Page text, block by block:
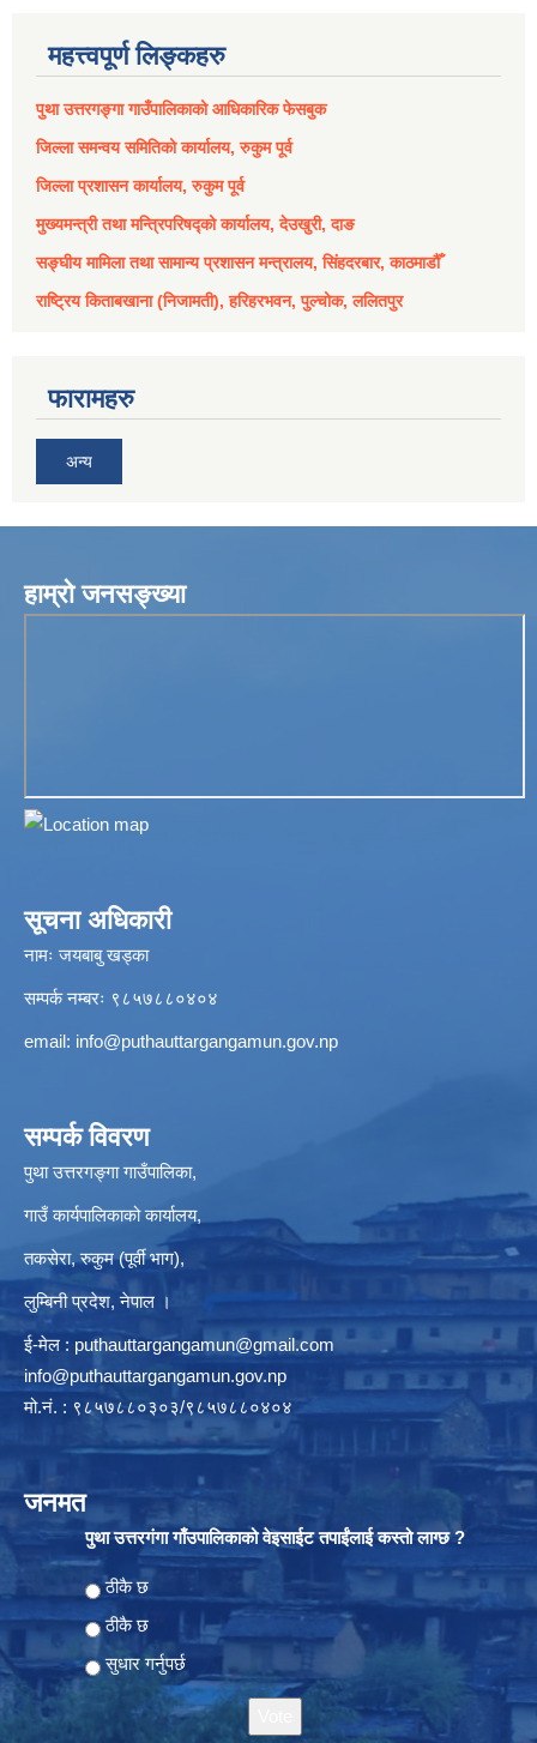
महत्त्वपूर्ण लिङ्कहरु
पुथा उत्तरगङ्गा गाउँपालिकाको आधिकारिक फेसबुक
जिल्ला समन्वय समितिको कार्यालय, रुकुम पूर्व
जिल्ला प्रशासन कार्यालय, रुकुम पूर्व
मुख्यमन्त्री तथा मन्त्रिपरिषद्को कार्यालय, देउखुरी, दाङ
सङ्घीय मामिला तथा सामान्य प्रशासन मन्त्रालय, सिंहदरबार, काठमाडौँ
राष्ट्रिय किताबखाना (निजामती), हरिहरभवन, पुल्चोक, ललितपुर
फारामहरु
अन्य
हाम्रो जनसङ्ख्या
सूचना अधिकारी
नामः जयबाबु खड्का
सम्पर्क नम्बरः ९८५७८८०४०४
email: info@puthauttargangamun.gov.np
सम्पर्क विवरण
पुथा उत्तरगङ्गा गाउँपालिका,
गाउँ कार्यपालिकाको कार्यालय,
तकसेरा, रुकुम (पूर्वी भाग),
लुम्बिनी प्रदेश, नेपाल ।
ई-मेल : puthauttargangamun@gmail.com
info@puthauttargangamun.gov.np
मो.नं. : ९८५७८८०३०३/९८५७८८०४०४
जनमत
पुथा उत्तरगंगा गाँउपालिकाको वेइसाईट तपाईंलाई कस्तो लाग्छ ?
Choices
ठीकै छ
ठीकै छ
सुधार गर्नुपर्छ